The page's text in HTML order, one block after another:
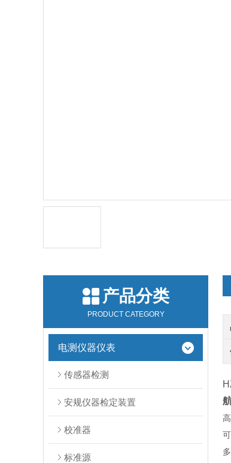
产品分类
PRODUCT CATEGORY
电测仪器仪表
传感器检测
安规仪器检定装置
校准器
标准源